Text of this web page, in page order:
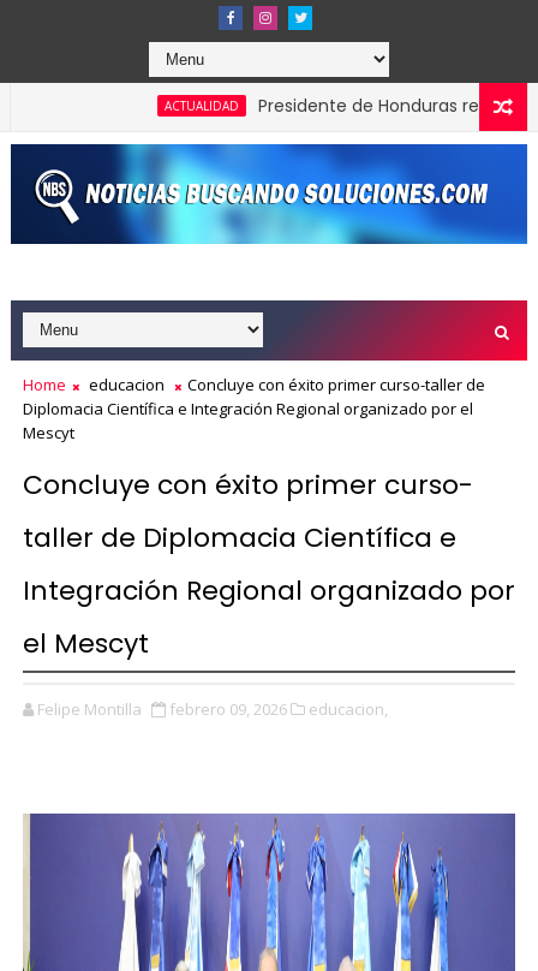
ACTUALIDAD
Presidente de Honduras reconoce y
Effie Awards República Dominicana 2026
Home educacion
Concluye con éxito primer curso-taller de
Diplomacia Científica e Integración Regional organizado por el
Mescyt
Concluye con éxito primer curso-
taller de Diplomacia Científica e
Integración Regional organizado por
el Mescyt
Felipe Montilla febrero 09, 2026 educacion,